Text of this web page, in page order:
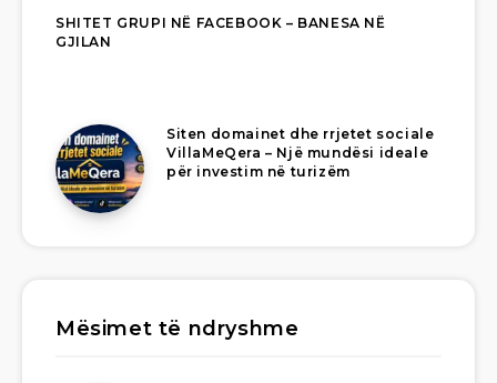
SHITET GRUPI NË FACEBOOK – BANESA NË
GJILAN
Siten domainet dhe rrjetet sociale
VillaMeQera – Një mundësi ideale
për investim në turizëm
Mësimet të ndryshme